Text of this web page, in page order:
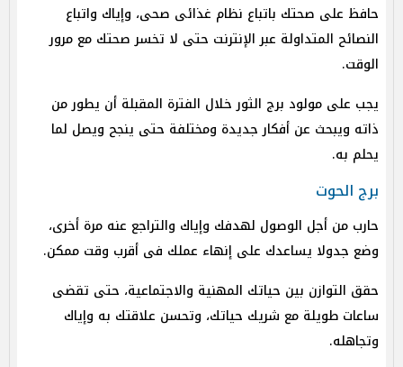
حافظ على صحتك باتباع نظام غذائى صحى، وإياك واتباع
النصائح المتداولة عبر الإنترنت حتى لا تخسر صحتك مع مرور
الوقت.
يجب على مولود برج الثور خلال الفترة المقبلة أن يطور من
ذاته ويبحث عن أفكار جديدة ومختلفة حتى ينجح ويصل لما
يحلم به.
برج الحوت
حارب من أجل الوصول لهدفك وإياك والتراجع عنه مرة أخرى،
وضع جدولا يساعدك على إنهاء عملك فى أقرب وقت ممكن.
حقق التوازن بين حياتك المهنية والاجتماعية، حتى تقضى
ساعات طويلة مع شريك حياتك، وتحسن علاقتك به وإياك
وتجاهله.